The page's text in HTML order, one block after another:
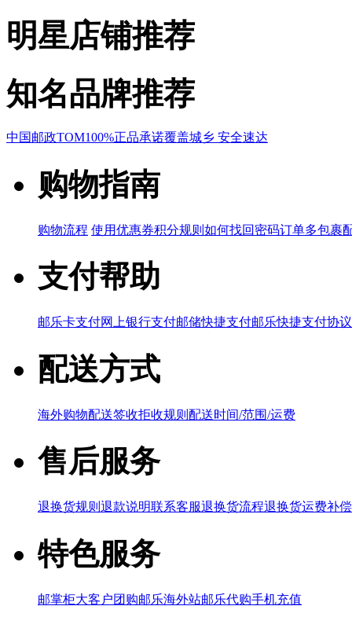
明星店铺推荐
知名品牌推荐
中国邮政TOM100%正品承诺覆盖城乡 安全速达
购物指南
购物流程 使用优惠券积分规则 如何找回密码订单多包裹
支付帮助
邮乐卡支付网上银行支付邮储快捷支付邮乐快捷支付协议
配送方式
海外购物配送签收拒收规则 配送时间/范围/运费
售后服务
退换货规则 退款说明联系客服退换货流程退换货运费补
特色服务
邮掌柜大客户团购邮乐海外站邮乐代购手机充值